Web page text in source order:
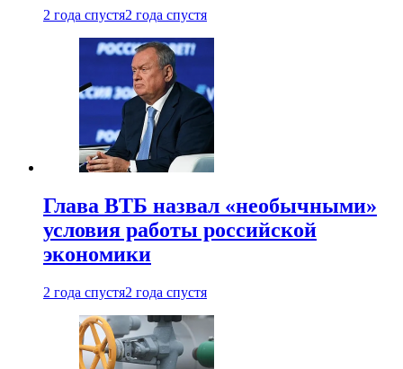
2 года спустя2 года спустя
Глава ВТБ назвал «необычными»
условия работы российской
экономики
2 года спустя2 года спустя